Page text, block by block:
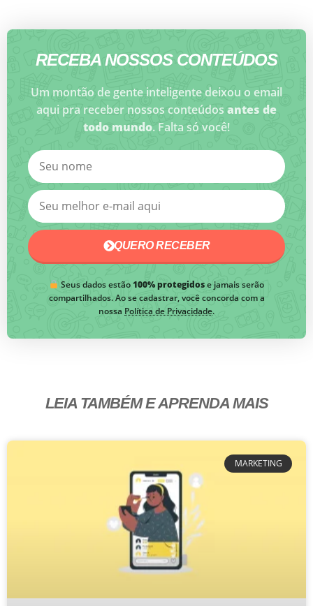
RECEBA NOSSOS CONTEÚDOS
Um montão de gente inteligente deixou o email
aqui pra receber nossos conteúdos antes de
todo mundo. Falta só você!
QUERO RECEBER
Seus dados estão100% protegidose jamais serão
compartilhados. Ao se cadastrar, você concorda com a
nossa Política de Privacidade.
LEIA TAMBÉM E APRENDA MAIS
MARKETING